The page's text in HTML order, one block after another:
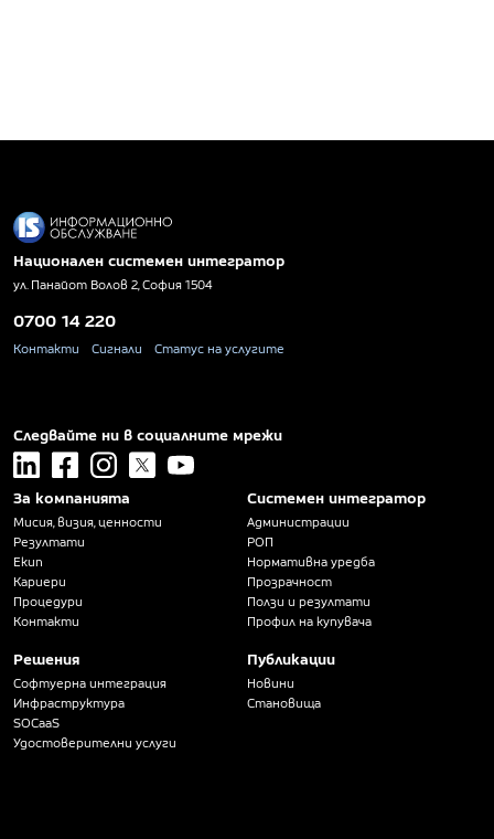
Национален системен интегратор
ул. Панайот Волов 2, София 1504
0700 14 220
Контакти Сигнали Статус на услугите
Следвайте ни в социалните мрежи
linkedin facebookinstagram
x youtube
За компанията
Мисия, визия, ценности
Резултати
Екип
Кариери
Процедури
Контакти
Решения
Софтуерна интеграция
Инфраструктура
SOCaaS
Удостоверителни услуги
Системен интегратор
Администрации
РОП
Нормативна уредба
Прозрачност
Ползи и резултати
Профил на купувача
Публикации
Новини
Становища